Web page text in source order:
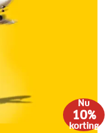
Nu
10%
korting